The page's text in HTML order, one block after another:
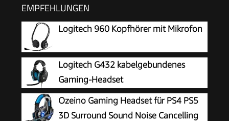
EMPFEHLUNGEN
Logitech 960 Kopfhörer mit Mikrofon
Logitech G432 kabelgebundenes
Gaming-Headset
Ozeino Gaming Headset für PS4 PS5
3D Surround Sound Noise Cancelling